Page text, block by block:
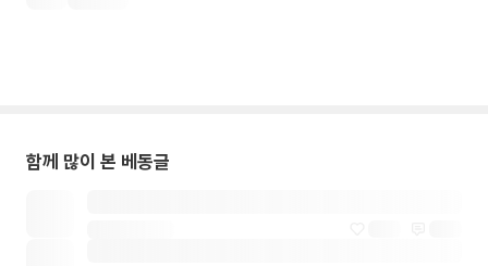
함께 많이 본 베동글